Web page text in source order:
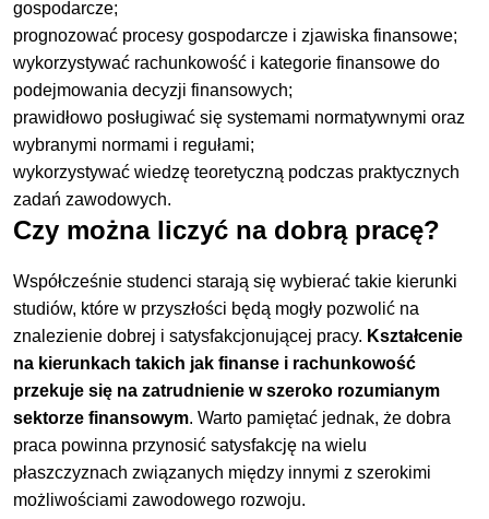
gospodarcze;
prognozować procesy gospodarcze i zjawiska finansowe;
wykorzystywać rachunkowość i kategorie finansowe do
podejmowania decyzji finansowych;
prawidłowo posługiwać się systemami normatywnymi oraz
wybranymi normami i regułami;
wykorzystywać wiedzę teoretyczną podczas praktycznych
zadań zawodowych.
Czy można liczyć na dobrą pracę?
Współcześnie studenci starają się wybierać takie kierunki
studiów, które w przyszłości będą mogły pozwolić na
znalezienie dobrej i satysfakcjonującej pracy. Kształcenie
na kierunkach takich jak finanse i rachunkowość
przekuje się na zatrudnienie w szeroko rozumianym
sektorze finansowym. Warto pamiętać jednak, że dobra
praca powinna przynosić satysfakcję na wielu
płaszczyznach związanych między innymi z szerokimi
możliwościami zawodowego rozwoju.